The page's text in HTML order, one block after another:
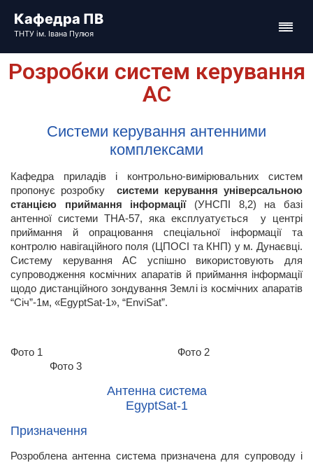
Розробки систем керування
АС
Системи керування антенними
комплексами
Кафедра приладів і контрольно-вимірювальних систем
пропонує розробку
системи керування універсальною
станцією приймання інформації (УНСПІ 8,2) на базі
антенної системи ТНА-57, яка експлуатується у центрі
приймання й опрацювання спеціальної інформації та
контролю навігаційного поля (ЦПОСІ та КНП) у м. Дунаєвці.
Систему керування АС успішно використовують для
супроводження космічних апаратів й приймання інформації
щодо дистанційного зондування Землі із космічних апаратів
“Січ”-1м, «EgyptSat-1», “EnviSat”.
Фото 1 Фото 2
Фото 3
Антенна система
EgyptSat-1
Призначення
Розроблена антенна система призначена для супроводу і